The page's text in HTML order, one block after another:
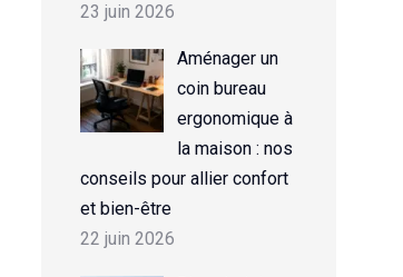
23 juin 2026
Aménager un
coin bureau
ergonomique à
la maison : nos
conseils pour allier confort
et bien-être
22 juin 2026